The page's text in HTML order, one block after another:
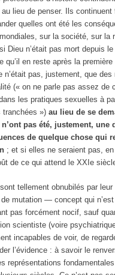
lieu de penser. Ils continuent
quelles ont été les
sur la société, sur la
Dieu n’était pas mort depuis
qu’il en reste après la première
n’était pas, justement, que
(« on ne parle pas assez de
les pratiques sexuelles à
tranchées ») au lieu de se
pas été, justement, une
de quelque chose qui
; et si elles ne seraient pas, en
de ce qui attend le XXIe
tellement obnubilés par leur
mutation — concept qui
pas forcément nocif, sauf
scientiste (voire
incapables de voir, de
l’évidence : à savoir le
représentations